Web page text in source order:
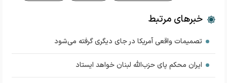
خبرهای مرتبط
تصمیمات واقعی آمریکا در جای دیگری گرفته می‌شود
ایران محکم پای حزب‌الله لبنان خواهد ایستاد